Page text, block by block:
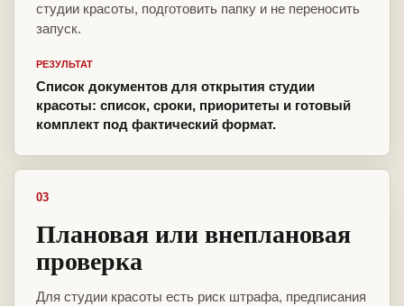
студии красоты, подготовить папку и не переносить
запуск.
РЕЗУЛЬТАТ
Список документов для открытия студии
красоты: список, сроки, приоритеты и готовый
комплект под фактический формат.
03
Плановая или внеплановая
проверка
Для студии красоты есть риск штрафа, предписания